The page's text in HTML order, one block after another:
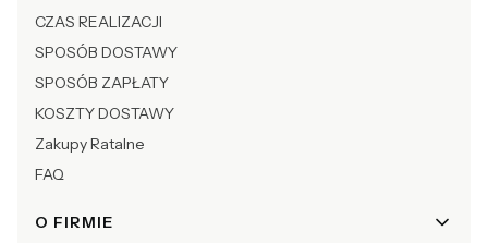
CZAS REALIZACJI
SPOSÓB DOSTAWY
SPOSÓB ZAPŁATY
KOSZTY DOSTAWY
Zakupy Ratalne
FAQ
O FIRMIE